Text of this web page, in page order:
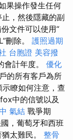
果操作發生任何
，然後隱藏的副
文件可以使用“
刪除。 護照過期
台胞證 美容撥
會計年度。 優化
的所有客戶為所
瞭如何注意，查
中的信號以及
氣結 戰爭期
，葡萄牙和西班
太難民。 整骨